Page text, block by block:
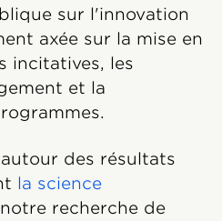
sur l'innovation
axée sur la mise en
incitatives, les
et la
autour des résultats
la science
recherche de